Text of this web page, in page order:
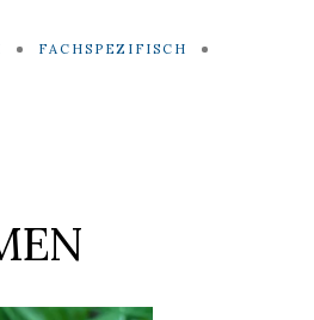
FACHSPEZIFISCH